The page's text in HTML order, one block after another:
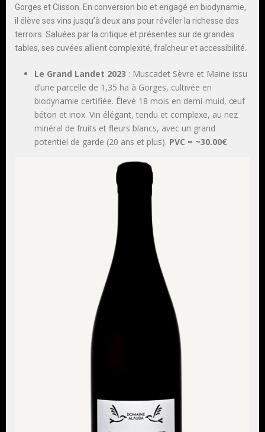
Gorges et Clisson. En conversion bio et engagé en biodynamie,
il élève ses vins jusqu’à deux ans pour révéler la richesse des
terroirs. Saluées par la critique et présentes sur de grandes
tables, ses cuvées allient complexité, fraîcheur et accessibilité.
Le Grand Landet 2023 : Muscadet Sèvre et Maine issu
d’une parcelle de 1,35 ha à Gorges, cultivée en
biodynamie certifiée. Élevé 18 mois en demi-muid, œuf
béton et inox. Vin élégant, tendu et complexe, au nez
minéral de fruits et fleurs blancs, avec un grand
potentiel de garde (20 ans et plus). PVC = ~30.00€